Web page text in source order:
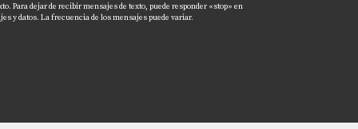
de termitas. Recuerda siempre
Para dejar de recibir mensajes de texto, puede responder «stop» en
y datos. La frecuencia de los mensajes puede variar.